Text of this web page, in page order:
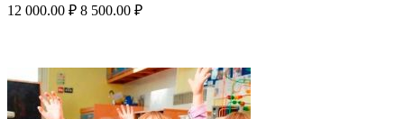
12 000.00 ₽ 8 500.00 ₽